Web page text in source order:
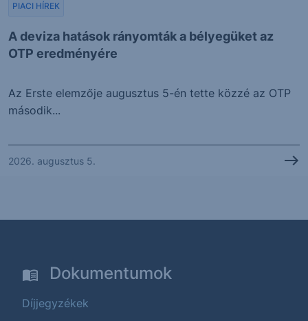
A deviza hatások rányomták a bélyegüket az
OTP eredményére
PIACI HÍREK
Az Erste elemzője augusztus 5-én tette közzé az OTP
második...
2026. augusztus 5.
Dokumentumok
Díjjegyzékek